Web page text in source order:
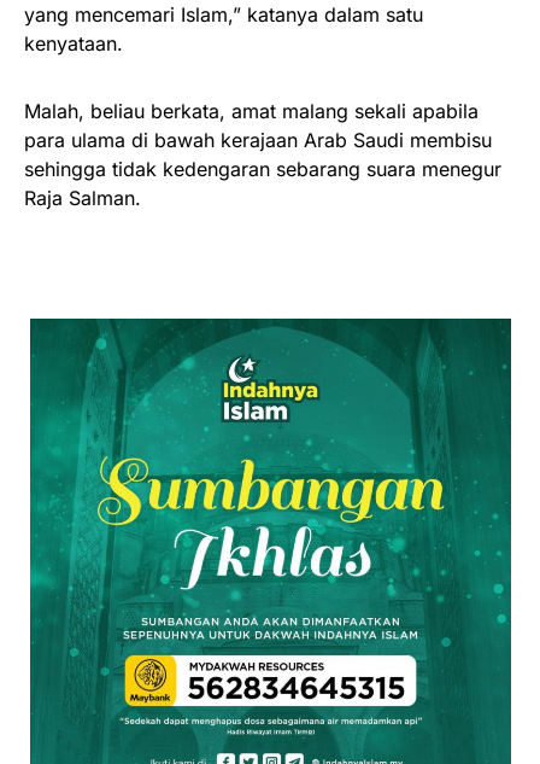
yang mencemari Islam,” katanya dalam satu
kenyataan.
Malah, beliau berkata, amat malang sekali apabila
para ulama di bawah kerajaan Arab Saudi membisu
sehingga tidak kedengaran sebarang suara menegur
Raja Salman.